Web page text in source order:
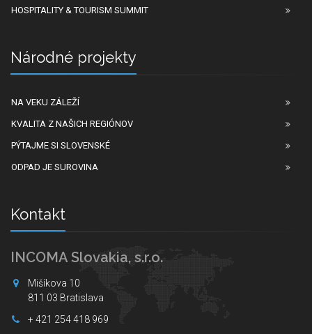
HOSPITALITY & TOURISM SUMMIT
Národné projekty
NA VEKU ZÁLEŽÍ
KVALITA Z NAŠICH REGIÓNOV
PÝTAJME SI SLOVENSKÉ
ODPAD JE SUROVINA
Kontakt
INCOMA Slovakia, s.r.o.
Mišíkova 10
811 03 Bratislava
+ 421 254 418 969